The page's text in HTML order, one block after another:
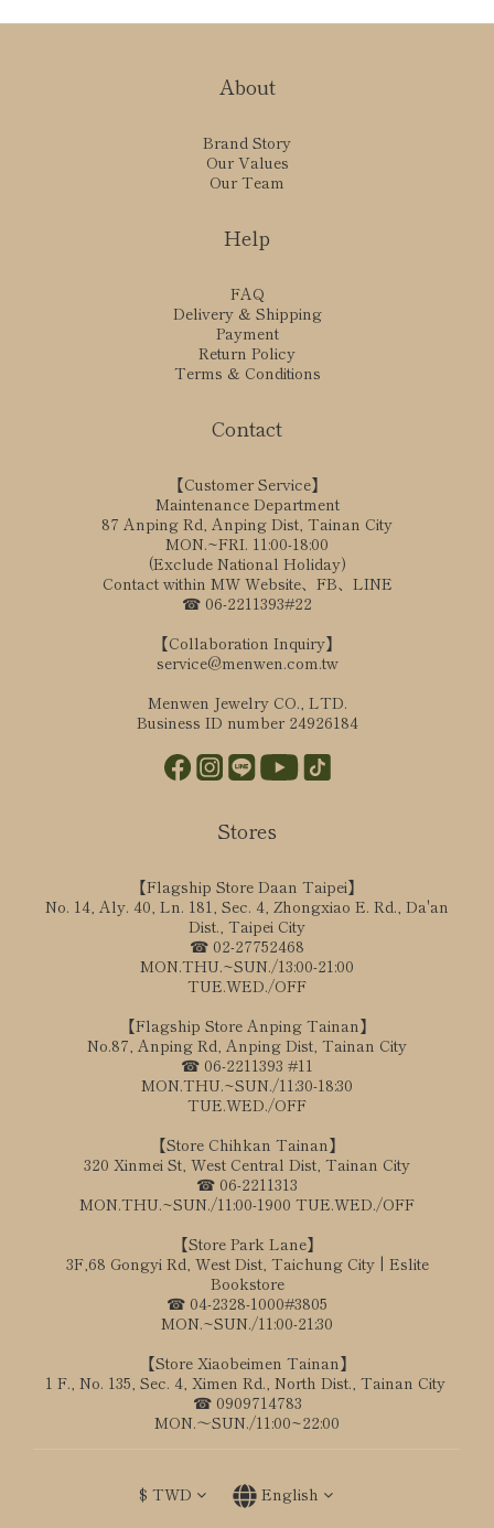
About
Brand Story
Our Values
Our Team
Help
FAQ
Delivery & Shipping
Payment
Return Policy
Terms & Conditions
Contact
【Customer Service】
Maintenance Department
87 Anping Rd, Anping Dist, Tainan City
MON.~FRI. 11:00-18:00
(Exclude National Holiday)
Contact within MW Website、FB、LINE
☎ 06-2211393#22
【Collaboration Inquiry】
service@menwen.com.tw
Menwen Jewelry CO., LTD.
Business ID number 24926184
Stores
【Flagship Store Daan Taipei】
No. 14, Aly. 40, Ln. 181, Sec. 4, Zhongxiao E. Rd., Da'an
Dist., Taipei City
☎ 02-27752468
MON.THU.~SUN./13:00-21:00
TUE.WED./OFF
【Flagship Store Anping Tainan】
No.87, Anping Rd, Anping Dist, Tainan City
☎ 06-2211393 #11
MON.THU.~SUN./11:30-18:30
TUE.WED./OFF
【Store Chihkan Tainan】
320 Xinmei St, West Central Dist, Tainan City
☎ 06-2211313
MON.THU.~SUN./11:00-1900 TUE.WED./OFF
【Store Park Lane】
3F,68 Gongyi Rd, West Dist, Taichung City | Eslite
Bookstore
☎ 04-2328-1000#3805
MON.~SUN./11:00-21:30
【Store Xiaobeimen Tainan】
1 F., No. 135, Sec. 4, Ximen Rd., North Dist., Tainan City
☎ 0909714783
MON.～SUN./11:00~22:00
$ TWD English